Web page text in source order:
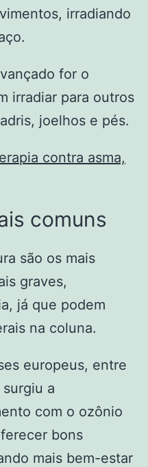
irradiando
for o
irradiar para outros
joelhos e pés.
contra asma,
comuns
são os mais
graves,
já que podem
na coluna.
europeus, entre
a
com o ozônio
bons
mais bem-estar